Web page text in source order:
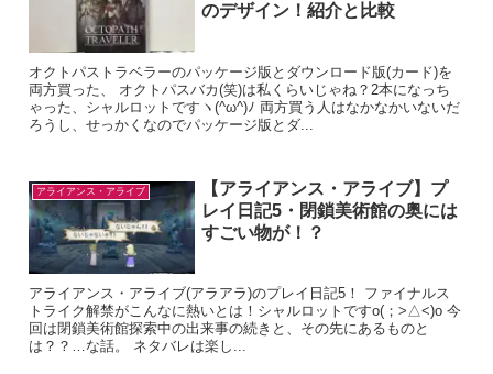
のデザイン！紹介と比較
オクトパストラベラーのパッケージ版とダウンロード版(カード)を
両方買った、 オクトパスバカ(笑)は私くらいじゃね？2本になっち
ゃった、シャルロットですヽ(^ω^)ﾉ 両方買う人はなかなかいないだ
ろうし、せっかくなのでパッケージ版とダ...
アライアンス・アライブ
【アライアンス・アライブ】プ
レイ日記5・閉鎖美術館の奥には
すごい物が！？
アライアンス・アライブ(アラアラ)のプレイ日記5！ ファイナルス
トライク解禁がこんなに熱いとは！シャルロットですo(；>△<)o 今
回は閉鎖美術館探索中の出来事の続きと、その先にあるものと
は？？…な話。 ネタバレは楽し...